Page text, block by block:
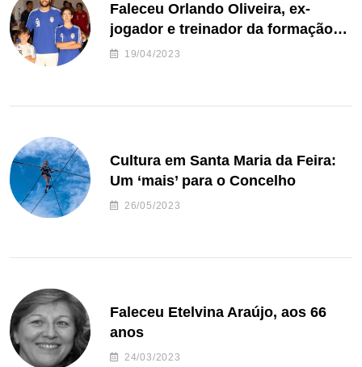
Faleceu Orlando Oliveira, ex-
jogador e treinador da formação
de andebol do Feirense
19/04/2023
Cultura em Santa Maria da Feira:
Um ‘mais’ para o Concelho
26/05/2023
Faleceu Etelvina Araújo, aos 66
anos
24/03/2023